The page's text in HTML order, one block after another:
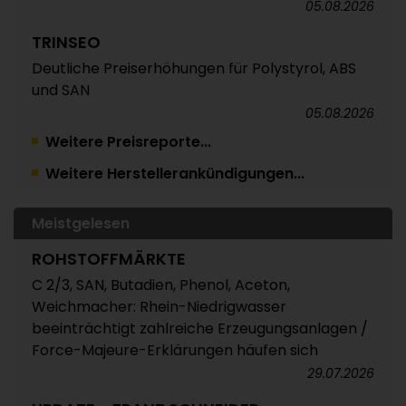
05.08.2026
TRINSEO
Deutliche Preiserhöhungen für Polystyrol, ABS
und SAN
05.08.2026
POLYMERPREISE
Vorprodukte Juli/August 2026
POLYMERPREISE
Styrolkunststoffe Juli 2026: Absturz der SM-
Referenz zieht die Preise nach unten /
Atempause wohl aber nur von kurzer Dauer
04.08.2026
POLYMERPREISE
Weitere Preisreporte...
Weitere Herstellerankündigungen...
Meistgelesen
ROHSTOFFMÄRKTE
C 2/3, SAN, Butadien, Phenol, Aceton,
Weichmacher: Rhein-Niedrigwasser
beeinträchtigt zahlreiche Erzeugungsanlagen /
Force-Majeure-Erklärungen häufen sich
29.07.2026